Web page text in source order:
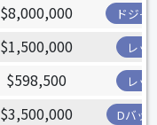
$8,000,000 ドジャ
$1,500,000 レッ
$598,500 レッ
$3,500,000 Dバッ